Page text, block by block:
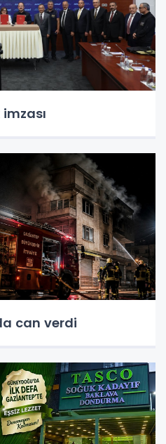
can verdi